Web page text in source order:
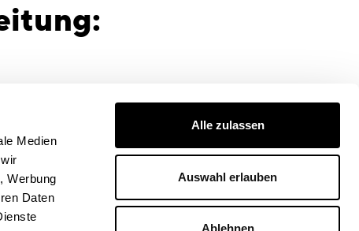
Medien
Werbung
Daten
Alle zulassen
Auswahl erlauben
Ablehnen